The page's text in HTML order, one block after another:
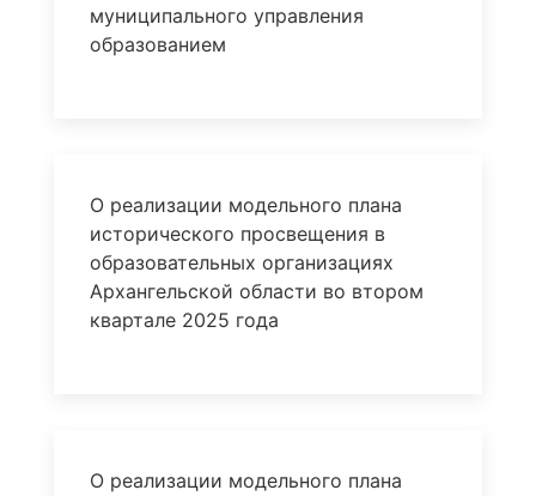
муниципального управления
образованием
О реализации модельного плана
исторического просвещения в
образовательных организациях
Архангельской области во втором
квартале 2025 года
О реализации модельного плана